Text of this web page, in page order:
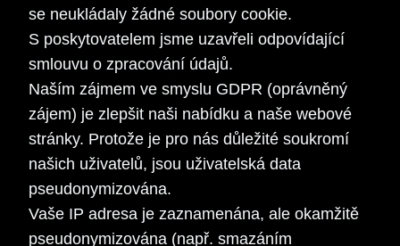
se neukládaly žádné soubory cookie.
S poskytovatelem jsme uzavřeli odpovídající
smlouvu o zpracování údajů.
Naším zájmem ve smyslu GDPR (oprávněný
zájem) je zlepšit naši nabídku a naše webové
stránky. Protože je pro nás důležité soukromí
našich uživatelů, jsou uživatelská data
pseudonymizována.
Vaše IP adresa je zaznamenána, ale okamžitě
pseudonymizována (např. smazáním